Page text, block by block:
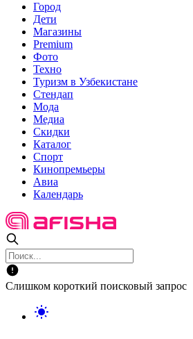
Город
Дети
Магазины
Premium
Фото
Техно
Туризм в Узбекистане
Стендап
Мода
Медиа
Скидки
Каталог
Спорт
Кинопремьеры
Авиа
Календарь
Слишком короткий поисковый запрос